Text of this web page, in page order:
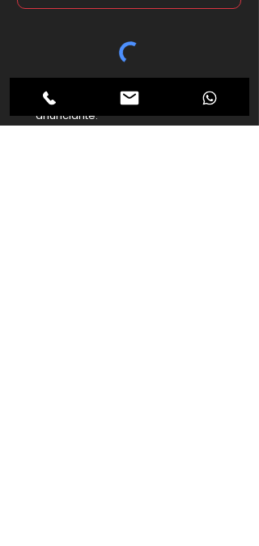
dados serão enviados ao
anunciante.